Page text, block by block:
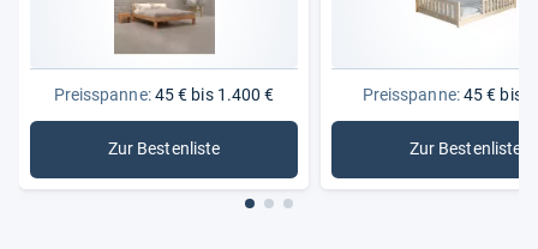
Preisspanne:45 € bis 1.400 €
Zur Bestenliste
: Betten
Preisspanne:45 € bis
Zur Bestenliste
: